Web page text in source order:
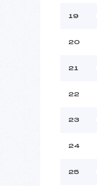
19
20
21
22
23
24
25